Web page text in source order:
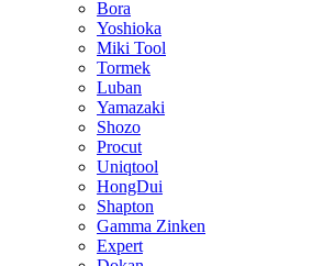
Bora
Yoshioka
Miki Tool
Tormek
Luban
Yamazaki
Shozo
Procut
Uniqtool
HongDui
Shapton
Gamma Zinken
Expert